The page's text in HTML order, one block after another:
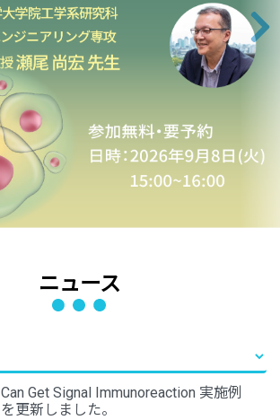
次
ニュース
Can Get Signal Immunoreaction 実施例
を更新しました。